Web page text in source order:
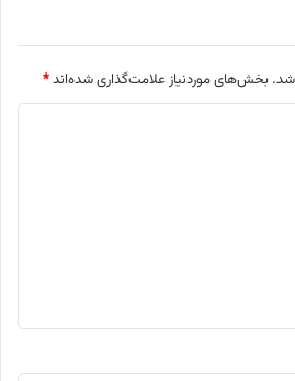
شد. بخش‌های موردنیاز علامت‌گذاری شده‌اند*